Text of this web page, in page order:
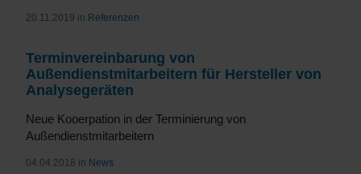
20.11.2019 in Referenzen
Terminvereinbarung von
Außendienstmitarbeitern für Hersteller von
Analysegeräten
Neue Kooerpation in der Terminierung von
Außendienstmitarbeitern
04.04.2018 in News